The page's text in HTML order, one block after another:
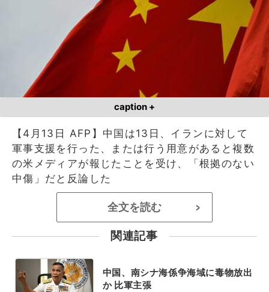
caption +
【4月13日 AFP】中国は13日、イランに対して
軍事支援を行った、または行う用意があると複数
の米メディアが報じたことを受け、「根拠のない
中傷」だと反論した
全文を読む >
関連記事
中国、南シナ海係争海域に毒物放出
か 比軍主張